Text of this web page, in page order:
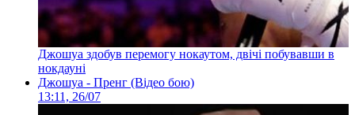
Джошуа здобув перемогу нокаутом, двічі побувавши в
нокдауні
Джошуа - Пренг (Відео бою)
13:11, 26/07